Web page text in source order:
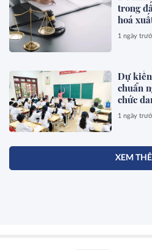
trong
hoá
1 ngày
Dự
chuẩn
chức
1 ngày
XEM